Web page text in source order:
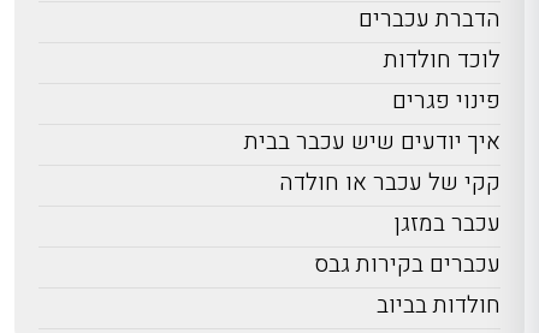
הדברת עכברים
לוכד חולדות
פינוי פגרים
איך יודעים שיש עכבר בבית
קקי של עכבר או חולדה
עכבר במזגן
עכברים בקירות גבס
חולדות בביוב